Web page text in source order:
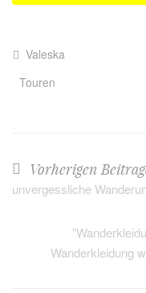
Valeska
Touren
Vorherigen
unvergessliche
Wanderkleidung